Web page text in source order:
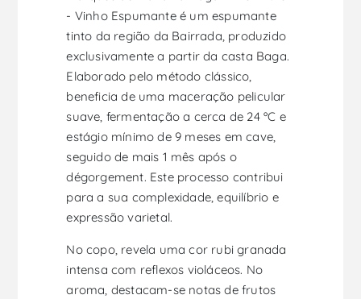
- Vinho Espumante é um espumante
tinto da região da Bairrada, produzido
exclusivamente a partir da casta Baga.
Elaborado pelo método clássico,
beneficia de uma maceração pelicular
suave, fermentação a cerca de 24 ºC e
estágio mínimo de 9 meses em cave,
seguido de mais 1 mês após o
dégorgement. Este processo contribui
para a sua complexidade, equilíbrio e
expressão varietal.
No copo, revela uma cor rubi granada
intensa com reflexos violáceos. No
aroma, destacam-se notas de frutos